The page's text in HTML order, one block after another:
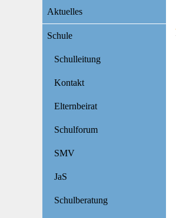
Navigation
Aktuelles
Schule
Schulleitung
Kontakt
Elternbeirat
Schulforum
SMV
JaS
Schulberatung